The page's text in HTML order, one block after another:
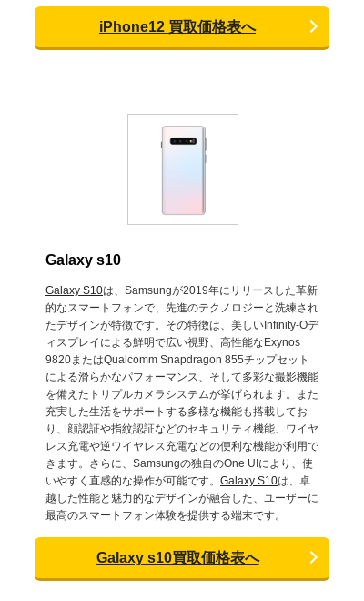
iPhone12 買取価格表へ
Galaxy s10
Galaxy S10は、Samsungが2019年にリリースした革新
的なスマートフォンで、先進のテクノロジーと洗練され
たデザインが特徴です。その特徴は、美しいInfinity-Oデ
ィスプレイによる鮮明で広い視野、高性能なExynos
9820またはQualcomm Snapdragon 855チップセット
による滑らかなパフォーマンス、そして多彩な撮影機能
を備えたトリプルカメラシステムが挙げられます。また
充実した生活をサポートする多様な機能も搭載してお
り、顔認証や指紋認証などのセキュリティ機能、ワイヤ
レス充電や逆ワイヤレス充電などの便利な機能が利用で
きます。さらに、Samsungの独自のOne UIにより、使
いやすく直感的な操作が可能です。 Galaxy S10は、卓
越した性能と魅力的なデザインが融合した、ユーザーに
最高のスマートフォン体験を提供する端末です。
Galaxy s10買取価格表へ